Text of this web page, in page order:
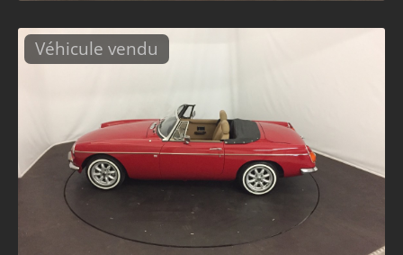
Véhicule vendu